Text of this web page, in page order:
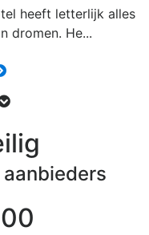
heeft letterlijk alles
dromen. He...
aanbieders